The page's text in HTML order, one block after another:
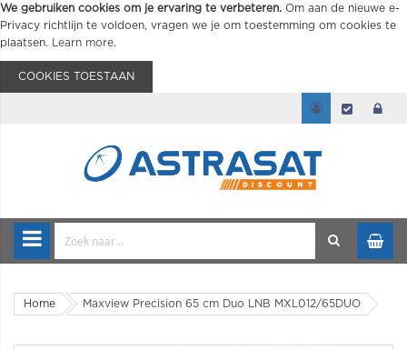
We gebruiken cookies om je ervaring te verbeteren. Om aan de nieuwe e-
Privacy richtlijn te voldoen, vragen we je om toestemming om cookies te
plaatsen.
Learn more.
COOKIES TOESTAAN
Home Maxview Precision 65 cm Duo LNB MXL012/65DUO